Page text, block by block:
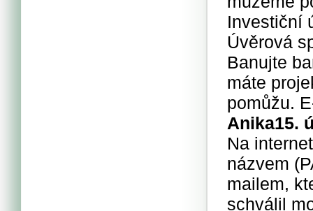
Investiční
Úvěrová
Banujte
máte
pomůžu.
Anika15.
Na
názvem
mailem,
schválil